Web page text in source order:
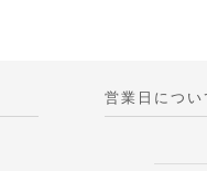
営業日につい